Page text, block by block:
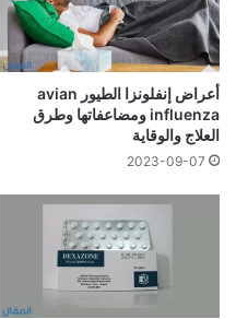
أعراض إنفلونزا الطيور avian
influenza ومضاعفاتها وطرق
العلاج والوقاية
2023-09-07